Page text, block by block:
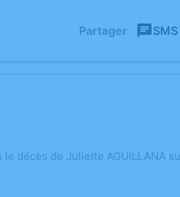
Partager SMS
décès de Juliette AGUILLANA